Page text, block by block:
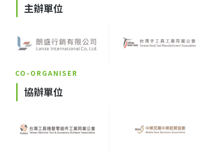
主辦單位
CO-ORGANISER
協辦單位